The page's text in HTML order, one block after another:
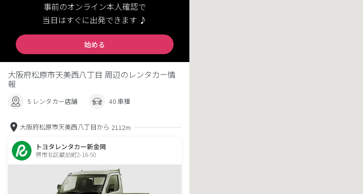
事前のオンライン本人確認で
当日はすぐに出発できます ♪
始める
大阪府松原市天美西八丁目 周辺のレンタカー情
報
5 レンタカー店舗 40 車種
大阪府松原市天美西八丁目から 2112m
トヨタレンタカー新金岡
堺市北区蔵前町2-16-50